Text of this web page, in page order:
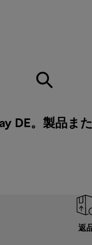
DE。製品ま
返